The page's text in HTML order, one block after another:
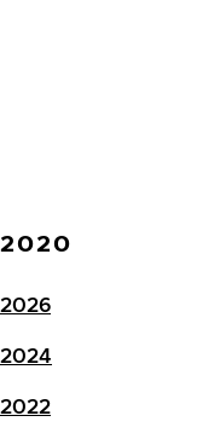
2020
2026
2024
2022